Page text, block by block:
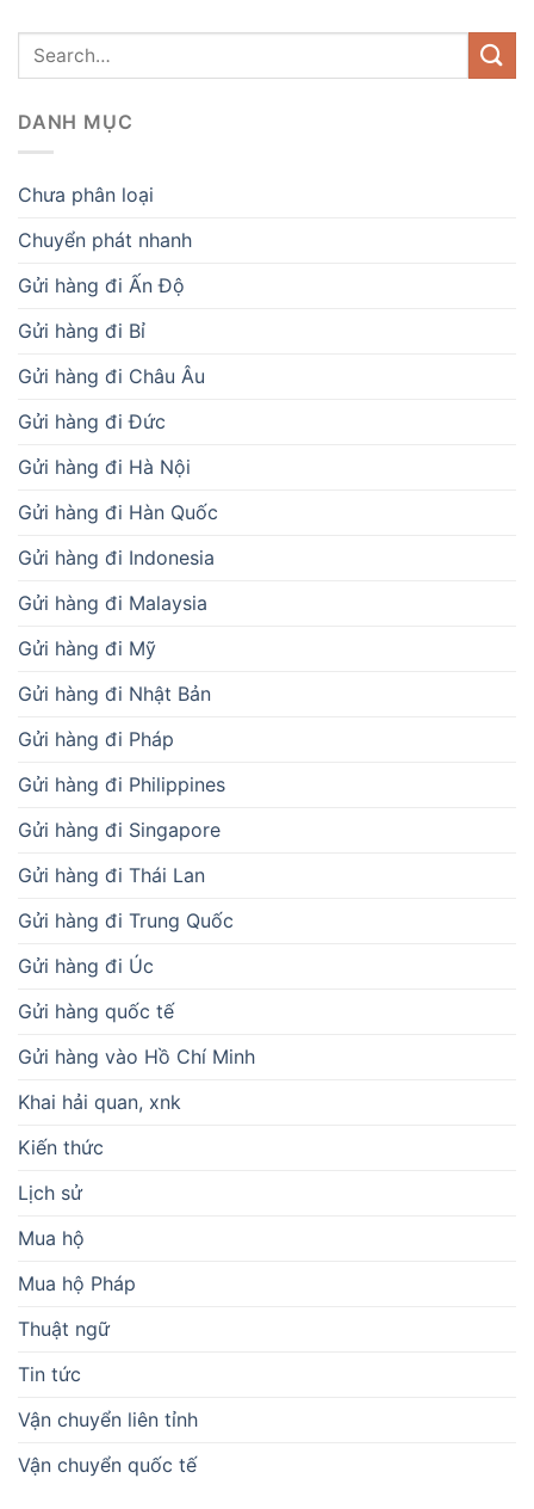
DANH MỤC
Chưa phân loại
Chuyển phát nhanh
Gửi hàng đi Ấn Độ
Gửi hàng đi Bỉ
Gửi hàng đi Châu Âu
Gửi hàng đi Đức
Gửi hàng đi Hà Nội
Gửi hàng đi Hàn Quốc
Gửi hàng đi Indonesia
Gửi hàng đi Malaysia
Gửi hàng đi Mỹ
Gửi hàng đi Nhật Bản
Gửi hàng đi Pháp
Gửi hàng đi Philippines
Gửi hàng đi Singapore
Gửi hàng đi Thái Lan
Gửi hàng đi Trung Quốc
Gửi hàng đi Úc
Gửi hàng quốc tế
Gửi hàng vào Hồ Chí Minh
Khai hải quan, xnk
Kiến thức
Lịch sử
Mua hộ
Mua hộ Pháp
Thuật ngữ
Tin tức
Vận chuyển liên tỉnh
Vận chuyển quốc tế